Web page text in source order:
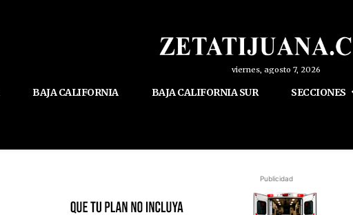
viernes, agosto 7, 2026
BAJA CALIFORNIA BAJA CALIFORNIA SUR SECCIONES
Publicidad